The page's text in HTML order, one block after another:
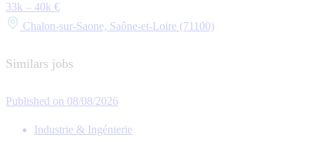
33k – 40k €
Chalon-sur-Saone, Saône-et-Loire (71100)
Similars jobs
Published on 08/08/2026
Industrie & Ingénierie